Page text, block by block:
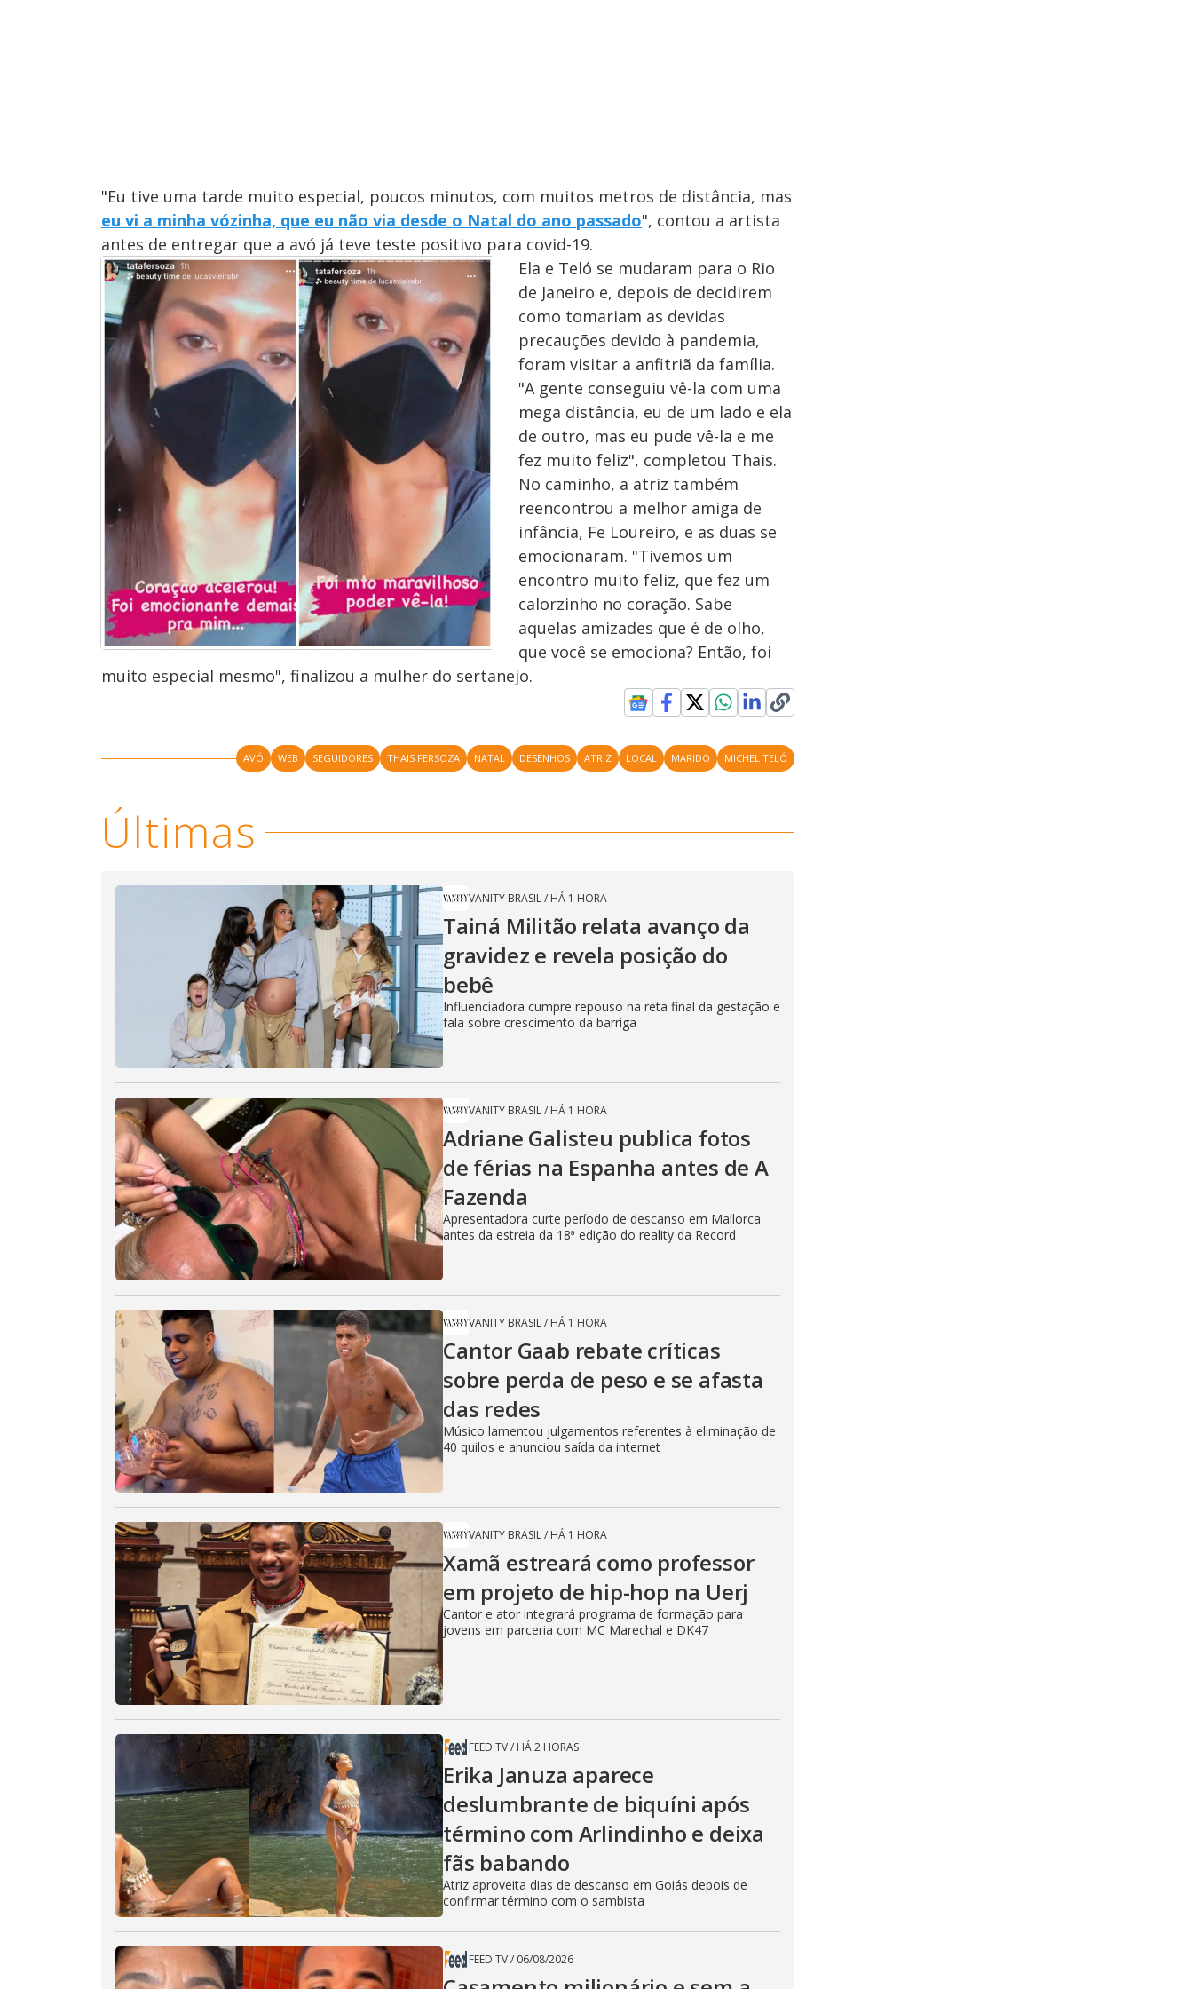
d
e
o
"Eu tive uma tarde muito especial, poucos minutos, com muitos metros de distância, mas
eu vi a minha vózinha, que eu não via desde o Natal do ano passado", contou a artista
antes de entregar que a avó já teve teste positivo para covid-19.
Ela e Teló se mudaram para o Rio
de Janeiro e, depois de decidirem
como tomariam as devidas
precauções devido à pandemia,
foram visitar a anfitriã da família.
"A gente conseguiu vê-la com uma
mega distância, eu de um lado e ela
de outro, mas eu pude vê-la e me
fez muito feliz", completou Thais.
No caminho, a atriz também
reencontrou a melhor amiga de
infância, Fe Loureiro, e as duas se
emocionaram. "Tivemos um
encontro muito feliz, que fez um
calorzinho no coração. Sabe
aquelas amizades que é de olho,
que você se emociona? Então, foi
muito especial mesmo", finalizou a mulher do sertanejo.
AVÓ WEB SEGUIDORES THAIS FERSOZA NATAL DESENHOS ATRIZ LOCAL MARIDO MICHEL TELÓ
Últimas
VANITY BRASIL/ HÁ 1 HORA
Tainá Militão relata avanço da
gravidez e revela posição do
bebê
Influenciadora cumpre repouso na reta final da gestação e
fala sobre crescimento da barriga
VANITY BRASIL/ HÁ 1 HORA
Adriane Galisteu publica fotos
de férias na Espanha antes de A
Fazenda
Apresentadora curte período de descanso em Mallorca
antes da estreia da 18ª edição do reality da Record
VANITY BRASIL/ HÁ 1 HORA
Cantor Gaab rebate críticas
sobre perda de peso e se afasta
das redes
Músico lamentou julgamentos referentes à eliminação de
40 quilos e anunciou saída da internet
VANITY BRASIL/ HÁ 1 HORA
Xamã estreará como professor
em projeto de hip-hop na Uerj
Cantor e ator integrará programa de formação para
jovens em parceria com MC Marechal e DK47
FEED TV/ HÁ 2 HORAS
Erika Januza aparece
deslumbrante de biquíni após
término com Arlindinho e deixa
fãs babando
Atriz aproveita dias de descanso em Goiás depois de
confirmar término com o sambista
FEED TV/ 06/08/2026